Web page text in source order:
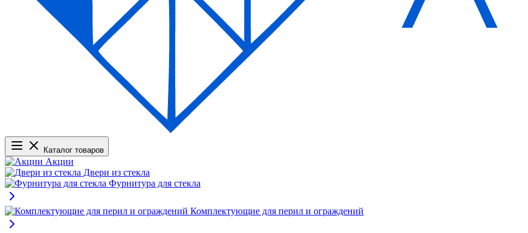
Каталог товаров
Акции
Двери из стекла
Фурнитура для стекла
Комплектующие для перил и ограждений